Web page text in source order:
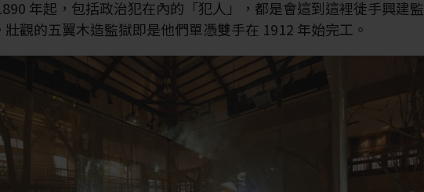
年起，包括政治犯在內的「犯人」，都是會這到這裡徙手興建監
壯觀的五翼木造監獄即是他們單憑雙手在 1912 年始完工。